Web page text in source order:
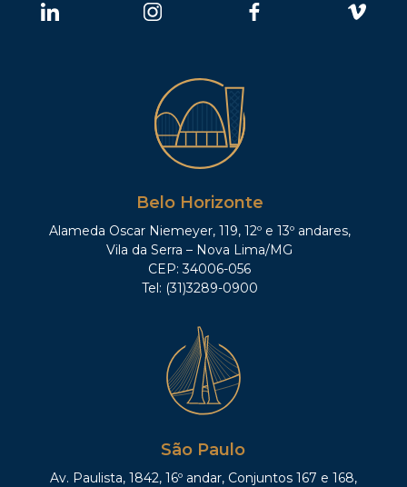
Belo Horizonte
Alameda Oscar Niemeyer, 119, 12º e 13º andares,
Vila da Serra – Nova Lima/MG
CEP: 34006-056
Tel: (31)3289-0900
São Paulo
Av. Paulista, 1842, 16º andar, Conjuntos 167 e 168,